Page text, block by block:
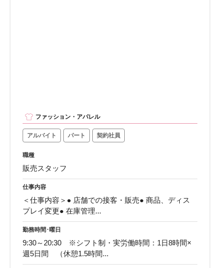
ファッション・アパレル
アルバイト パート 契約社員
職種
販売スタッフ
仕事内容
＜仕事内容＞● 店舗での接客・販売● 商品、ディス
プレイ変更● 在庫管理...
勤務時間･曜日
9:30～20:30 ※シフト制・実労働時間：1日8時間×
週5日間 （休憩1.5時間...